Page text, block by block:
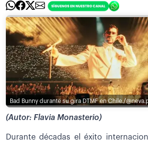
Bad Bunny durante su gira DTMF en Chile./
(Autor: Flavia Monasterio)
Durante décadas el éxito